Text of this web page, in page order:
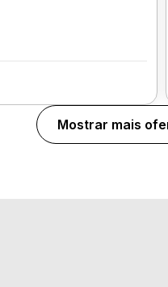
Mostrar mais